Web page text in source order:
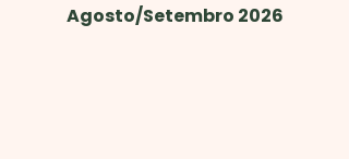
Agosto/Setembro 2026